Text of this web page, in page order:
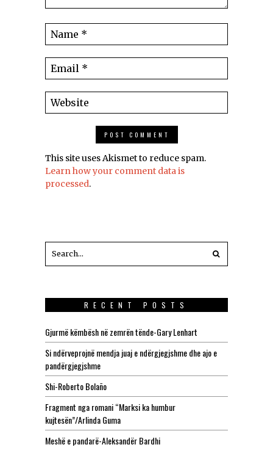
This site uses Akismet to reduce spam.
Learn how your comment data is
processed.
RECENT POSTS
Gjurmë këmbësh në zemrën tënde-Gary Lenhart
Si ndërveprojnë mendja juaj e ndërgjegjshme dhe ajo e
pandërgjegjshme
Shi-Roberto Bolaño
Fragment nga romani “Marksi ka humbur
kujtesën”/Arlinda Guma
Meshë e pandarë-Aleksandër Bardhi